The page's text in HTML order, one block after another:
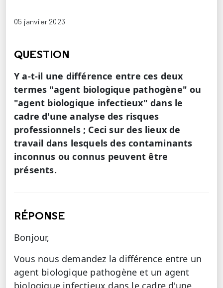
05 janvier 2023
QUESTION
Y a-t-il une différence entre ces deux
termes "agent biologique pathogène" ou
"agent biologique infectieux" dans le
cadre d'une analyse des risques
professionnels ; Ceci sur des lieux de
travail dans lesquels des contaminants
inconnus ou connus peuvent être
présents.
RÉPONSE
Bonjour,
Vous nous demandez la différence entre un
agent biologique pathogène et un agent
biologique infectieux dans le cadre d'une